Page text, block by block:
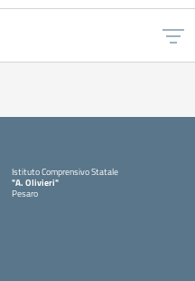
Istituto Comprensivo Statale
"A. Olivieri"
Pesaro